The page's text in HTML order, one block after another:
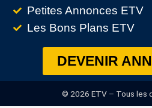
Petites Annonces ETV
Les Bons Plans ETV
DEVENIR
© 2026 ETV – Tous les